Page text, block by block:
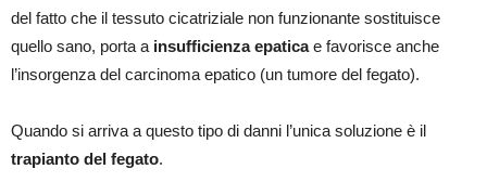
del fatto che il tessuto cicatriziale non funzionante sostituisce
quello sano, porta a insufficienza epaticae favorisce anche
l’insorgenza del carcinoma epatico (un tumore del fegato).
Quando si arriva a questo tipo di danni l’unica soluzione è il
trapianto del fegato.